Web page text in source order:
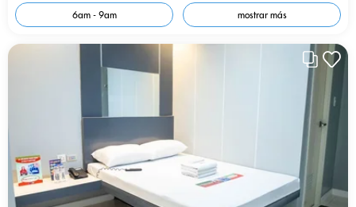
6am - 9am mostrar más